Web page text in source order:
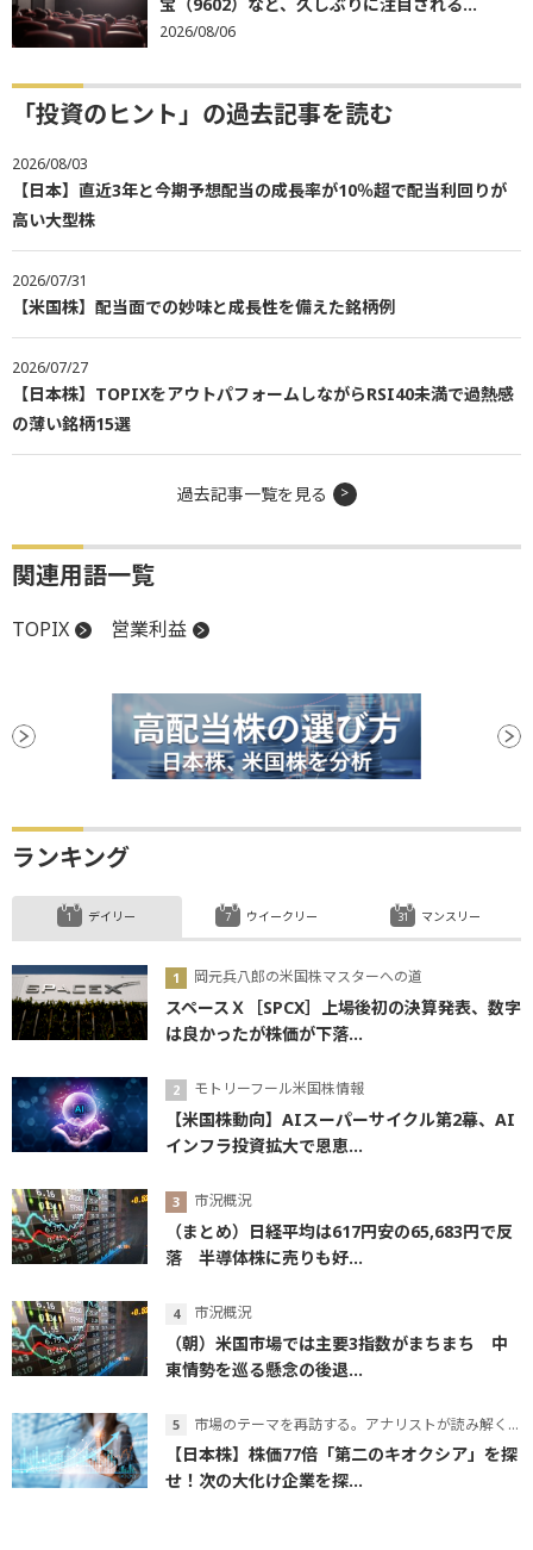
2026/08/06
「投資のヒント」の過去記事を読む
2026/08/03
【日本】直近3年と今期予想配当の成長率が10％超で配当利回りが
高い大型株
2026/07/31
【米国株】配当面での妙味と成長性を備えた銘柄例
2026/07/27
【日本株】TOPIXをアウトパフォームしながらRSI40未満で過熱感
の薄い銘柄15選
過去記事一覧を見る
関連用語一覧
TOPIX 営業利益
ランキング
デイリー
岡元兵八郎の米国株マスターへの道
スペースＸ［SPCX］上場後初の決算発表、数字
は良かったが株価が下落...
モトリーフール米国株情報
【米国株動向】AIスーパーサイクル第2幕、AI
インフラ投資拡大で恩恵...
市況概況
（まとめ）日経平均は617円安の65,683円で反
落 半導体株に売りも好...
市況概況
（朝）米国市場では主要3指数がまちまち 中
東情勢を巡る懸念の後退...
市場のテーマを再訪する。アナリストが読み解くテーマの本質
【日本株】株価77倍「第二のキオクシア」を探
せ！次の大化け企業を探...
ウイークリー マンスリー